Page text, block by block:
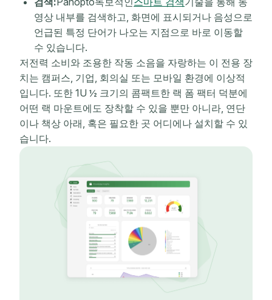
영상 내부를 검색하고, 화면에 표시되거나 음성으로
언급된 특정 단어가 나오는 지점으로 바로 이동할
수 있습니다.
저전력 소비와 조용한 작동 소음을 자랑하는 이 전용 장
치는 캠퍼스, 기업, 회의실 또는 모바일 환경에 이상적
입니다. 또한 1U ½ 크기의 콤팩트한 랙 폼 팩터 덕분에
어떤 랙 마운트에도 장착할 수 있을 뿐만 아니라, 연단
이나 책상 아래, 혹은 필요한 곳 어디에나 설치할 수 있
습니다.